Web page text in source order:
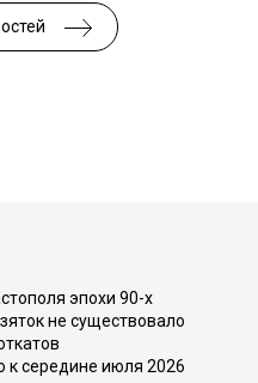
эпохи 90-х
не существовало
к середине июля 2026